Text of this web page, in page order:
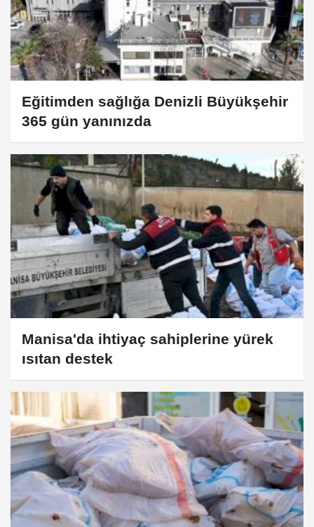
Eğitimden sağlığa Denizli Büyükşehir
365 gün yanınızda
Manisa'da ihtiyaç sahiplerine yürek
ısıtan destek